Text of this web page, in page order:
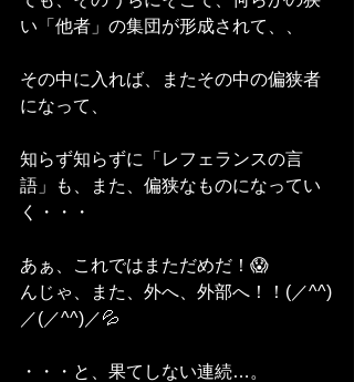
い「他者」の集団が形成されて、、
その中に入れば、またその中の偏狭者
になって、
知らず知らずに「レフェランスの言
語」も、また、偏狭なものになってい
く・・・
あぁ、これではまただめだ！😱
んじゃ、また、外へ、外部へ！！(／^^)
／(／^^)／💦
・・・と、果てしない連続…。